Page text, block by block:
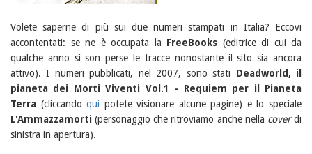
Volete saperne di più sui due numeri stampati in Italia? Eccovi
accontentati: se ne è occupata la FreeBooks (editrice di cui da
qualche anno si son perse le tracce nonostante il sito sia ancora
attivo). I numeri pubblicati, nel 2007, sono stati Deadworld, il
pianeta dei Morti Viventi Vol.1 - Requiem per il Pianeta
Terra (cliccandoqui potete visionare alcune pagine) e lo speciale
L'Ammazzamorti(personaggio che ritroviamo anche nella coverdi
sinistra in apertura).